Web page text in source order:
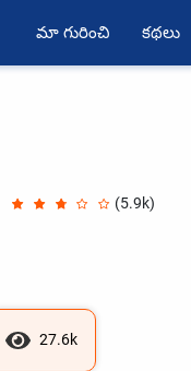
మా గురించి కథలు
(5.9k)
27.6k